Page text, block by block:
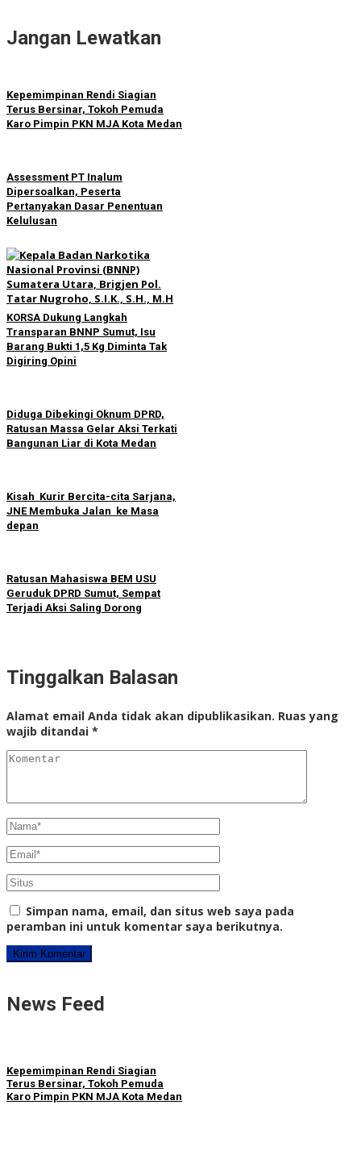
Jangan Lewatkan
Kepemimpinan Rendi Siagian
Terus Bersinar, Tokoh Pemuda
Karo Pimpin PKN MJA Kota Medan
Assessment PT Inalum
Dipersoalkan, Peserta
Pertanyakan Dasar Penentuan
Kelulusan
KORSA Dukung Langkah
Transparan BNNP Sumut, Isu
Barang Bukti 1,5 Kg Diminta Tak
Digiring Opini
Diduga Dibekingi Oknum DPRD,
Ratusan Massa Gelar Aksi Terkati
Bangunan Liar di Kota Medan
Kisah Kurir Bercita-cita Sarjana,
JNE Membuka Jalan ke Masa
depan
Ratusan Mahasiswa BEM USU
Geruduk DPRD Sumut, Sempat
Terjadi Aksi Saling Dorong
Tinggalkan Balasan
Alamat email Anda tidak akan dipublikasikan. Ruas yang
wajib ditandai *
Simpan nama, email, dan situs web saya pada
peramban ini untuk komentar saya berikutnya.
News Feed
Kepemimpinan Rendi Siagian
Terus Bersinar, Tokoh Pemuda
Karo Pimpin PKN MJA Kota Medan